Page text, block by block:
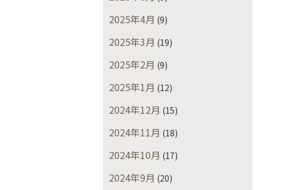
2025年4月 (9)
2025年3月 (19)
2025年2月 (9)
2025年1月 (12)
2024年12月 (15)
2024年11月 (18)
2024年10月 (17)
2024年9月 (20)